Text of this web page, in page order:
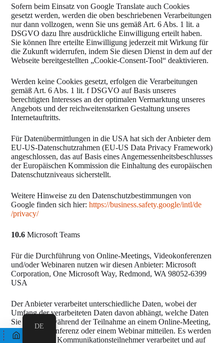
Sofern beim Einsatz von Google Translate auch Cookies
gesetzt werden, werden die oben beschriebenen Verarbeitungen
nur dann vollzogen, wenn Sie uns gemäß Art. 6 Abs. 1 lit. a
DSGVO dazu Ihre ausdrückliche Einwilligung erteilt haben.
Sie können Ihre erteilte Einwilligung jederzeit mit Wirkung für
die Zukunft widerrufen, indem Sie diesen Dienst in dem auf der
Webseite bereitgestellten „Cookie-Consent-Tool“ deaktivieren.
Werden keine Cookies gesetzt, erfolgen die Verarbeitungen
gemäß Art. 6 Abs. 1 lit. f DSGVO auf Basis unseres
berechtigten Interesses an der optimalen Vermarktung unseres
Angebots und der reichweitenstarken Gestaltung unseres
Internetauftritts.
Für Datenübermittlungen in die USA hat sich der Anbieter dem
EU-US-Datenschutzrahmen (EU-US Data Privacy Framework)
angeschlossen, das auf Basis eines Angemessenheitsbeschlusses
der Europäischen Kommission die Einhaltung des europäischen
Datenschutzniveaus sicherstellt.
Weitere Hinweise zu den Datenschutzbestimmungen von
Google finden sich hier:https://business.safety.google/intl/de
/privacy/
10.6 Microsoft Teams
Für die Durchführung von Online-Meetings, Videokonferenzen
und/oder Webinaren nutzen wir diesen Anbieter: Microsoft
Corporation, One Microsoft Way, Redmond, WA 98052-6399
USA
Der Anbieter verarbeitet unterschiedliche Daten, wobei der
Umfang der verarbeiteten Daten davon abhängt, welche Daten
Sie vor oder während der Teilnahme an einem Online-Meeting,
einer Videokonferenz oder einem Webinar mitteilen. Es werden
Ihre Daten als Kommunikationsteilnehmer verarbeitet und auf
DE